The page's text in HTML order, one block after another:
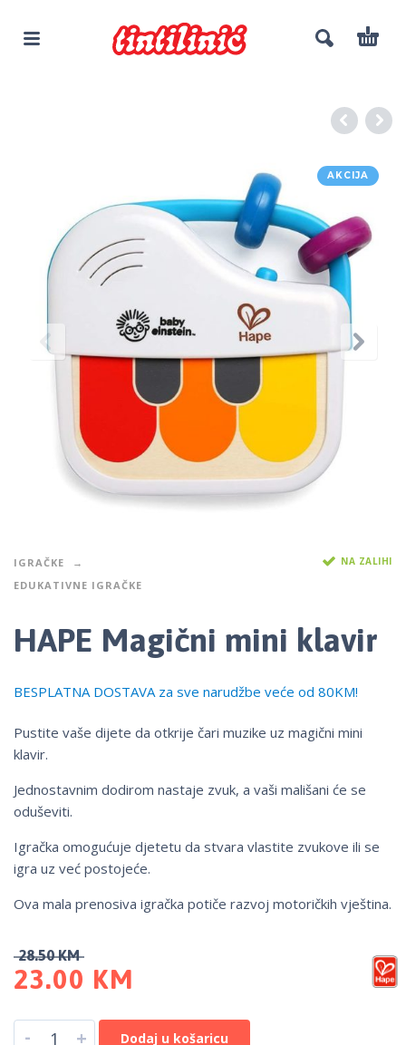
AKCIJA
IGRAČKE
EDUKATIVNE IGRAČKE
NA ZALIHI
HAPE Magični mini klavir
BESPLATNA DOSTAVA za sve narudžbe veće od 80KM!
Pustite vaše dijete da otkrije čari muzike uz magični mini
klavir.
Jednostavnim dodirom nastaje zvuk, a vaši mališani će se
oduševiti.
Igračka omogućuje djetetu da stvara vlastite zvukove ili se
igra uz već postojeće.
Ova mala prenosiva igračka potiče razvoj motoričkih vještina.
28.50KM
23.00 KM
- + Dodaj u košaricu